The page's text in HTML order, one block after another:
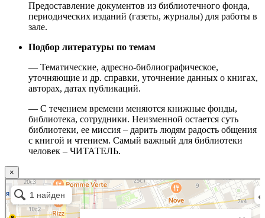
Предоставление документов из библиотечного фонда,
периодических изданий (газеты, журналы) для работы в
зале.
Подбор литературы по темам
— Тематические, адресно-библиографическое,
уточняющие и др. справки, уточнение данных о книгах,
авторах, датах публикаций.
— С течением времени меняются книжные фонды,
библиотека, сотрудники. Неизменной остается суть
библиотеки, ее миссия – дарить людям радость общения
с книгой и чтением. Самый важный для библиотеки
человек – ЧИТАТЕЛЬ.
×
Москва
Малый Татарский переулок, 8 на карте Москвы, ближайшее метро Новокузнецкая —
Яндекс.Карты